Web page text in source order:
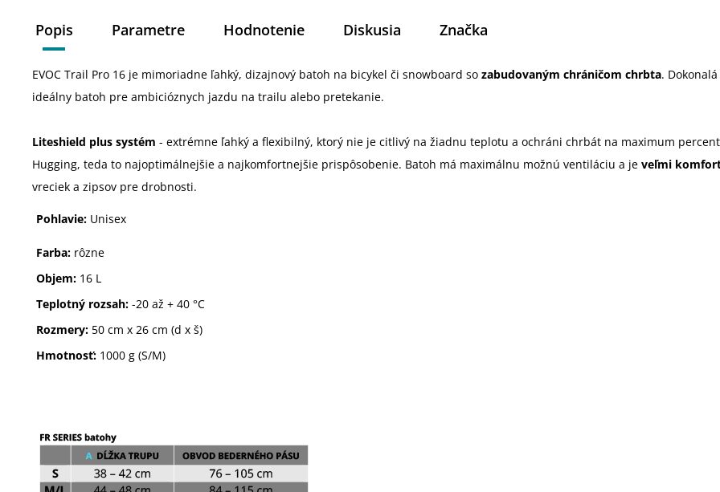
Popis Parametre Hodnotenie Diskusia Značka
EVOC Trail Pro 16 je mimoriadne ľahký, dizajnový batoh na bicykel či snowboard so zabudovaným chráničom chrbta.
ideálny batoh pre ambicióznych jazdu na trailu alebo pretekanie.
Liteshield plus systém - extrémne ľahký a flexibilný, ktorý nie je citlivý na žiadnu teplotu a ochráni chrbát na maximum
Hugging, teda to najoptimálnejšie a najkomfortnejšie prispôsobenie. Batoh má maximálnu možnú ventiláciu a je veľmi
vreciek a zipsov pre drobnosti.
Pohlavie: Unisex
Farba: rôzne
Objem: 16 L
Teplotný rozsah: -20 až + 40 °C
Rozmery: 50 cm x 26 cm (d x š)
Hmotnosť: 1000 g (S/M)